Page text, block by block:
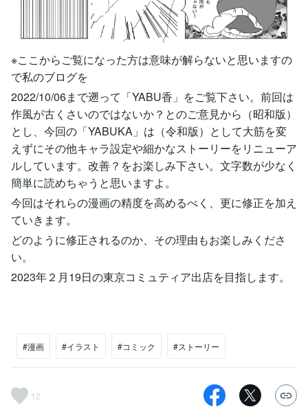
※ここからご覧になった方は意味が解らないと思いますの
で私のブログを
2022/10/06まで遡って「YABU香」をご覧下さい。前回は
作風が古くさいのではないか？とのご意見から（昭和版）
とし、今回の「YABUKA」は（令和版）として大筋を変
えずにその他キャラ設定や細かなストーリーをリニューア
ルしています。改善？をお楽しみ下さい。文字数が少なく
簡単に読めちゃうと思いますよ。
今回はそれらの漫画の精度を高めるべく、更に修正を加え
ていきます。
どのように修正されるのか、その理由もお楽しみくださ
い。
2023年２月19日の東京コミュティア出店を目指します。
#漫画 #イラスト #コミック #ストーリー
12